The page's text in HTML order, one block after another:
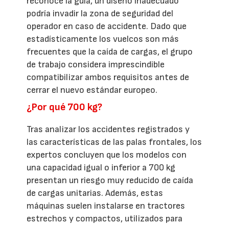
podría invadir la zona de seguridad del
operador en caso de accidente. Dado que
estadísticamente los vuelcos son más
frecuentes que la caída de cargas, el grupo
de trabajo considera imprescindible
compatibilizar ambos requisitos antes de
cerrar el nuevo estándar europeo.
¿Por qué 700 kg?
Tras analizar los accidentes registrados y
las características de las palas frontales, los
expertos concluyen que los modelos con
una capacidad igual o inferior a 700 kg
presentan un riesgo muy reducido de caída
de cargas unitarias. Además, estas
máquinas suelen instalarse en tractores
estrechos y compactos, utilizados para